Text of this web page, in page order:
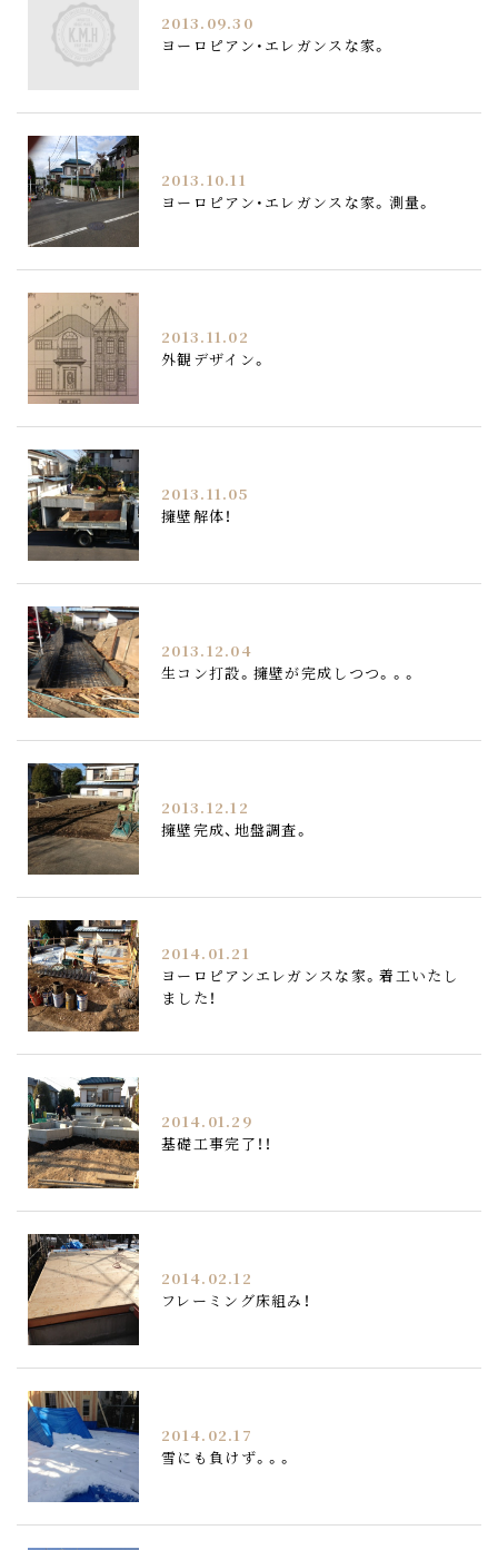
2013.09.30
ヨーロピアン・エレガンスな家。
2013.10.11
ヨーロピアン・エレガンスな家。測量。
2013.11.02
外観デザイン。
2013.11.05
擁壁解体！
2013.12.04
生コン打設。擁壁が完成しつつ。。。
2013.12.12
擁壁完成、地盤調査。
2014.01.21
ヨーロピアンエレガンスな家。着工いたし
ました！
2014.01.29
基礎工事完了！！
2014.02.12
フレーミング床組み！
2014.02.17
雪にも負けず。。。